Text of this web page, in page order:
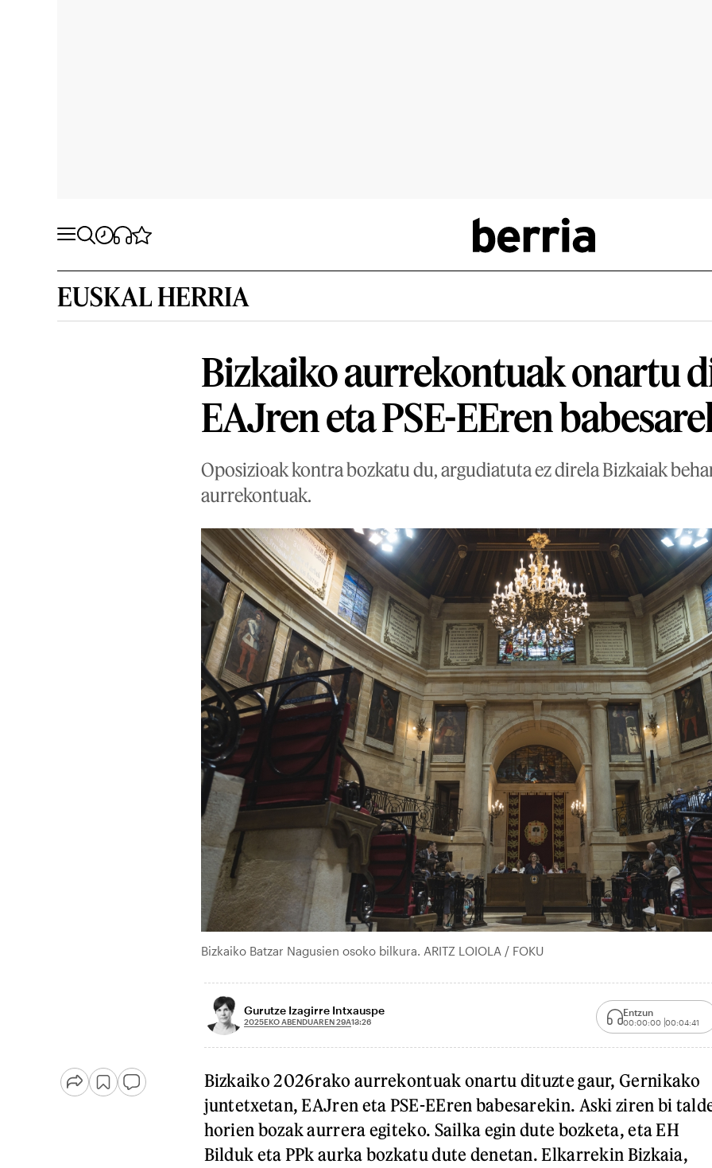
EUSKAL HERRIA
Bizkaiko aurrekontuak onartu
EAJren eta PSE-EEren
Oposizioak kontra bozkatu du, argudiatuta ez direla Bizkaiak
aurrekontuak.
Bizkaiko Batzar Nagusien osoko bilkura. ARITZ LOIOLA / FOKU
Gurutze Izagirre Intxauspe
2025EKO ABENDUAREN 29A13:26
Entzun
00:00:00 00:04:41
Bizkaiko 2026rako aurrekontuak onartu dituzte gaur, Gernikako
juntetxetan, EAJren eta PSE-EEren babesarekin. Aski ziren bi
horien bozak aurrera egiteko. Sailka egin dute bozketa, eta EH
Bilduk eta PPk aurka bozkatu dute denetan. Elkarrekin Bizkaia,